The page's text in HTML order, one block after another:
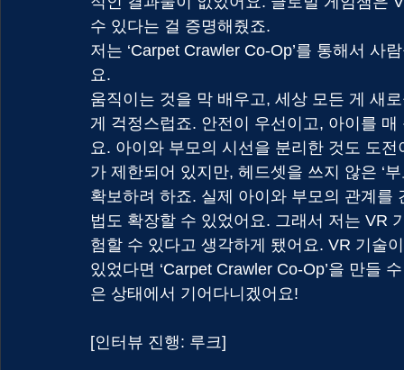
수 있다는 걸 증명해줬죠.
저는 ‘Carpet Crawler Co-Op’를 통해서 사
요.
움직이는 것을 막 배우고, 세상 모든 게 새
게 걱정스럽죠. 안전이 우선이고, 아이를
요. 아이와 부모의 시선을 분리한 것도 도
가 제한되어 있지만, 헤드셋을 쓰지 않은 ‘
확보하려 하죠. 실제 아이와 부모의 관계를
법도 확장할 수 있었어요. 그래서 저는 VR
험할 수 있다고 생각하게 됐어요. VR 기술
있었다면 ‘Carpet Crawler Co-Op’을 만들
은 상태에서 기어다니겠어요!
[인터뷰 진행: 루크]